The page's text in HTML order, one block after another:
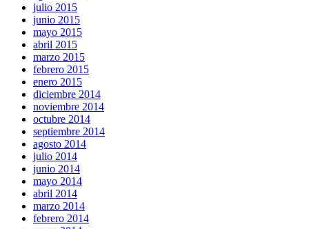
julio 2015
junio 2015
mayo 2015
abril 2015
marzo 2015
febrero 2015
enero 2015
diciembre 2014
noviembre 2014
octubre 2014
septiembre 2014
agosto 2014
julio 2014
junio 2014
mayo 2014
abril 2014
marzo 2014
febrero 2014